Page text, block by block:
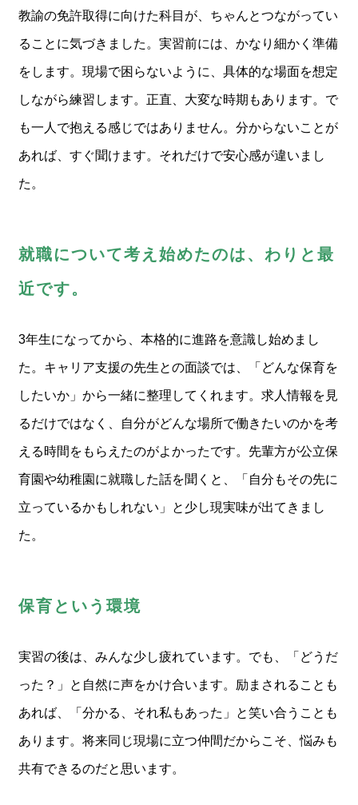
教諭の免許取得に向けた科目が、ちゃんとつながってい
ることに気づきました。実習前には、かなり細かく準備
をします。現場で困らないように、具体的な場面を想定
しながら練習します。正直、大変な時期もあります。で
も一人で抱える感じではありません。分からないことが
あれば、すぐ聞けます。それだけで安心感が違いまし
た。
就職について考え始めたのは、わりと最
近です。
3年生になってから、本格的に進路を意識し始めまし
た。キャリア支援の先生との面談では、「どんな保育を
したいか」から一緒に整理してくれます。求人情報を見
るだけではなく、自分がどんな場所で働きたいのかを考
える時間をもらえたのがよかったです。先輩方が公立保
育園や幼稚園に就職した話を聞くと、「自分もその先に
立っているかもしれない」と少し現実味が出てきまし
た。
保育という環境
実習の後は、みんな少し疲れています。でも、「どうだ
った？」と自然に声をかけ合います。励まされることも
あれば、「分かる、それ私もあった」と笑い合うことも
あります。将来同じ現場に立つ仲間だからこそ、悩みも
共有できるのだと思います。